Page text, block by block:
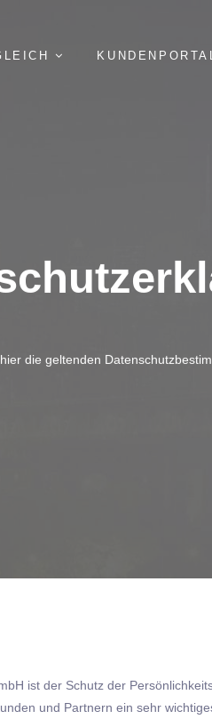
die geltenden
ist der Schutz der
und Partnern ein sehr